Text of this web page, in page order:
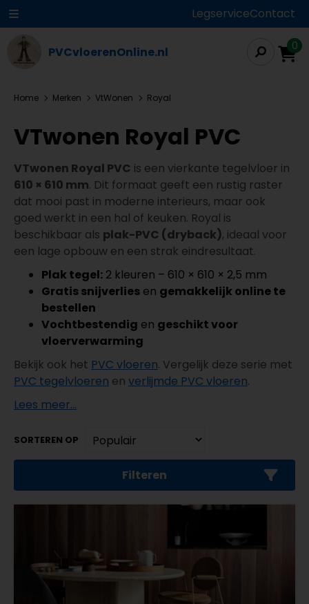
LegserviceContact
PVCvloerenOnline.nl 0
Home Merken VtWonen Royal
VTwonen Royal PVC
VTwonen Royal PVC is een vierkante tegelvloer in
610 × 610 mm. Dit formaat geeft een rustig raster
dat mooi past in moderne interieurs, maar ook
goed werkt in een hal of keuken. Royal is
beschikbaar als plak-PVC (dryback), ideaal voor
een lage opbouw en een strak eindresultaat.
Plak tegel: 2 kleuren – 610 × 610 × 2,5 mm
Gratis snijverlies en gemakkelijk online te
bestellen
Vochtbestendig en geschikt voor
vloerverwarming
Bekijk ook het PVC vloeren. Vergelijk deze serie met
PVC tegelvloeren en verlijmde PVC vloeren.
Lees meer...
SORTEREN OP
Filteren